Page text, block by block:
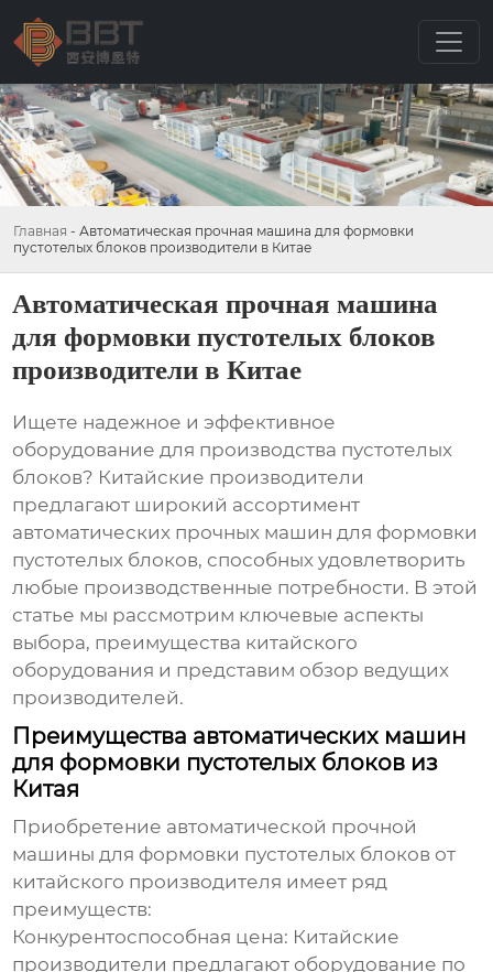
Главная - Автоматическая прочная машина для формовки
пустотелых блоков производители в Китае
Автоматическая прочная машина
для формовки пустотелых блоков
производители в Китае
Ищете надежное и эффективное
оборудование для производства пустотелых
блоков? Китайские производители
предлагают широкий ассортимент
автоматических прочных машин для формовки
пустотелых блоков, способных удовлетворить
любые производственные потребности. В этой
статье мы рассмотрим ключевые аспекты
выбора, преимущества китайского
оборудования и представим обзор ведущих
производителей.
Преимущества автоматических машин
для формовки пустотелых блоков из
Китая
Приобретение автоматической прочной
машины для формовки пустотелых блоков от
китайского производителя имеет ряд
преимуществ:
Конкурентоспособная цена: Китайские
производители предлагают оборудование по